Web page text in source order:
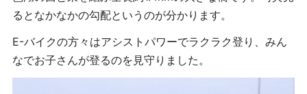
るとなかなかの勾配というのが分かります。
E-バイクの方々はアシストパワーでラクラク登り、 みん
なでお子さんが登るのを見守りました。